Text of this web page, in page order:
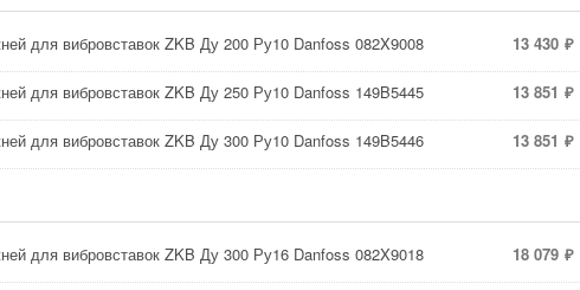
для вибровставок ZKB Ду 200 Ру10 Danfoss 082X9008 13 430
для вибровставок ZKB Ду 250 Ру10 Danfoss 149B5445 13 851
для вибровставок ZKB Ду 300 Ру10 Danfoss 149B5446 13 851
для вибровставок ZKB Ду 300 Ру16 Danfoss 082X9018 18 079